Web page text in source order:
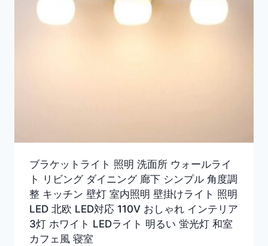
ブラケットライト 照明 洗面所 ウォールライ
ト リビング ダイニング 廊下 シンプル 角度調
整 キッチン 壁灯 室内照明 壁掛けライト 照明
LED 北欧 LED対応 110V おしゃれ インテリア
3灯 ホワイト LEDライト 明るい 蛍光灯 和室
カフェ風 寝室